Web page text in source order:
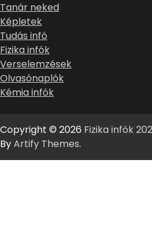
Tanár neked
Képletek
Tudás infó
Fizika infók
Verselemzések
Olvasónaplók
Kémia infók
Copyright © 2026 Fizika infók
ByArtify Themes.